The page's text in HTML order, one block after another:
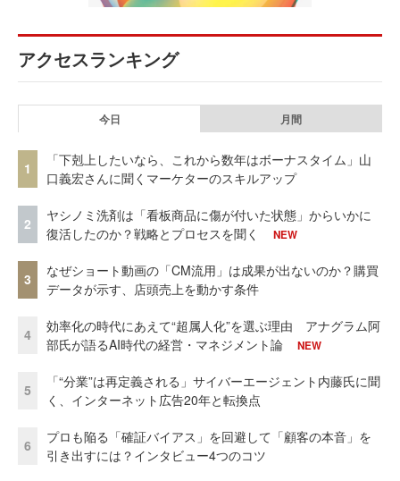
アクセスランキング
今日 月間
1
「下剋上したいなら、これから数年はボーナスタイム」山
口義宏さんに聞くマーケターのスキルアップ
2
ヤシノミ洗剤は「看板商品に傷が付いた状態」からいかに
復活したのか？戦略とプロセスを聞く
NEW
3
なぜショート動画の「CM流用」は成果が出ないのか？購買
データが示す、店頭売上を動かす条件
4
効率化の時代にあえて“超属人化”を選ぶ理由 アナグラム阿
部氏が語るAI時代の経営・マネジメント論
NEW
5
「“分業”は再定義される」サイバーエージェント内藤氏に聞
く、インターネット広告20年と転換点
6
プロも陥る「確証バイアス」を回避して「顧客の本音」を
引き出すには？インタビュー4つのコツ